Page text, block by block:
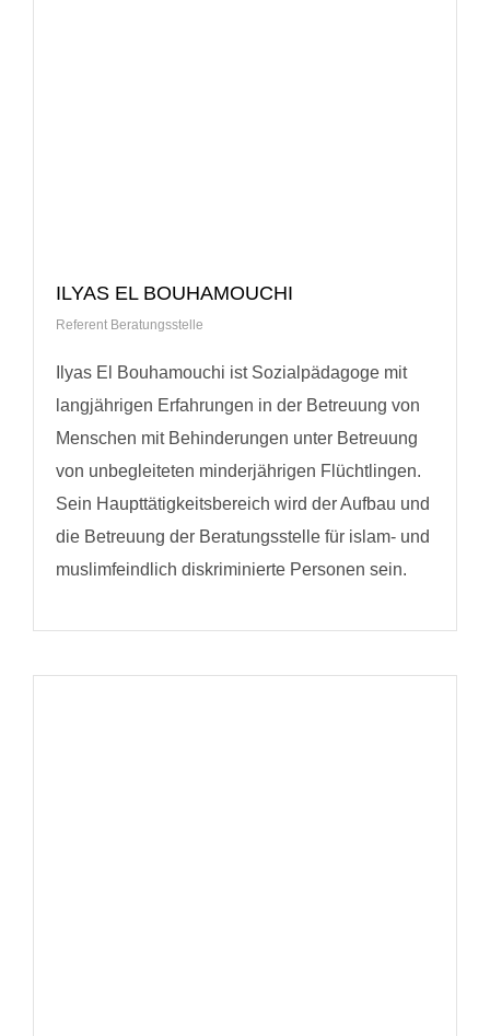
ILYAS EL BOUHAMOUCHI
Referent Beratungsstelle
Ilyas El Bouhamouchi ist Sozialpädagoge mit
langjährigen Erfahrungen in der Betreuung von
Menschen mit Behinderungen unter Betreuung
von unbegleiteten minderjährigen Flüchtlingen.
Sein Haupttätigkeitsbereich wird der Aufbau und
die Betreuung der Beratungsstelle für islam- und
muslimfeindlich diskriminierte Personen sein.